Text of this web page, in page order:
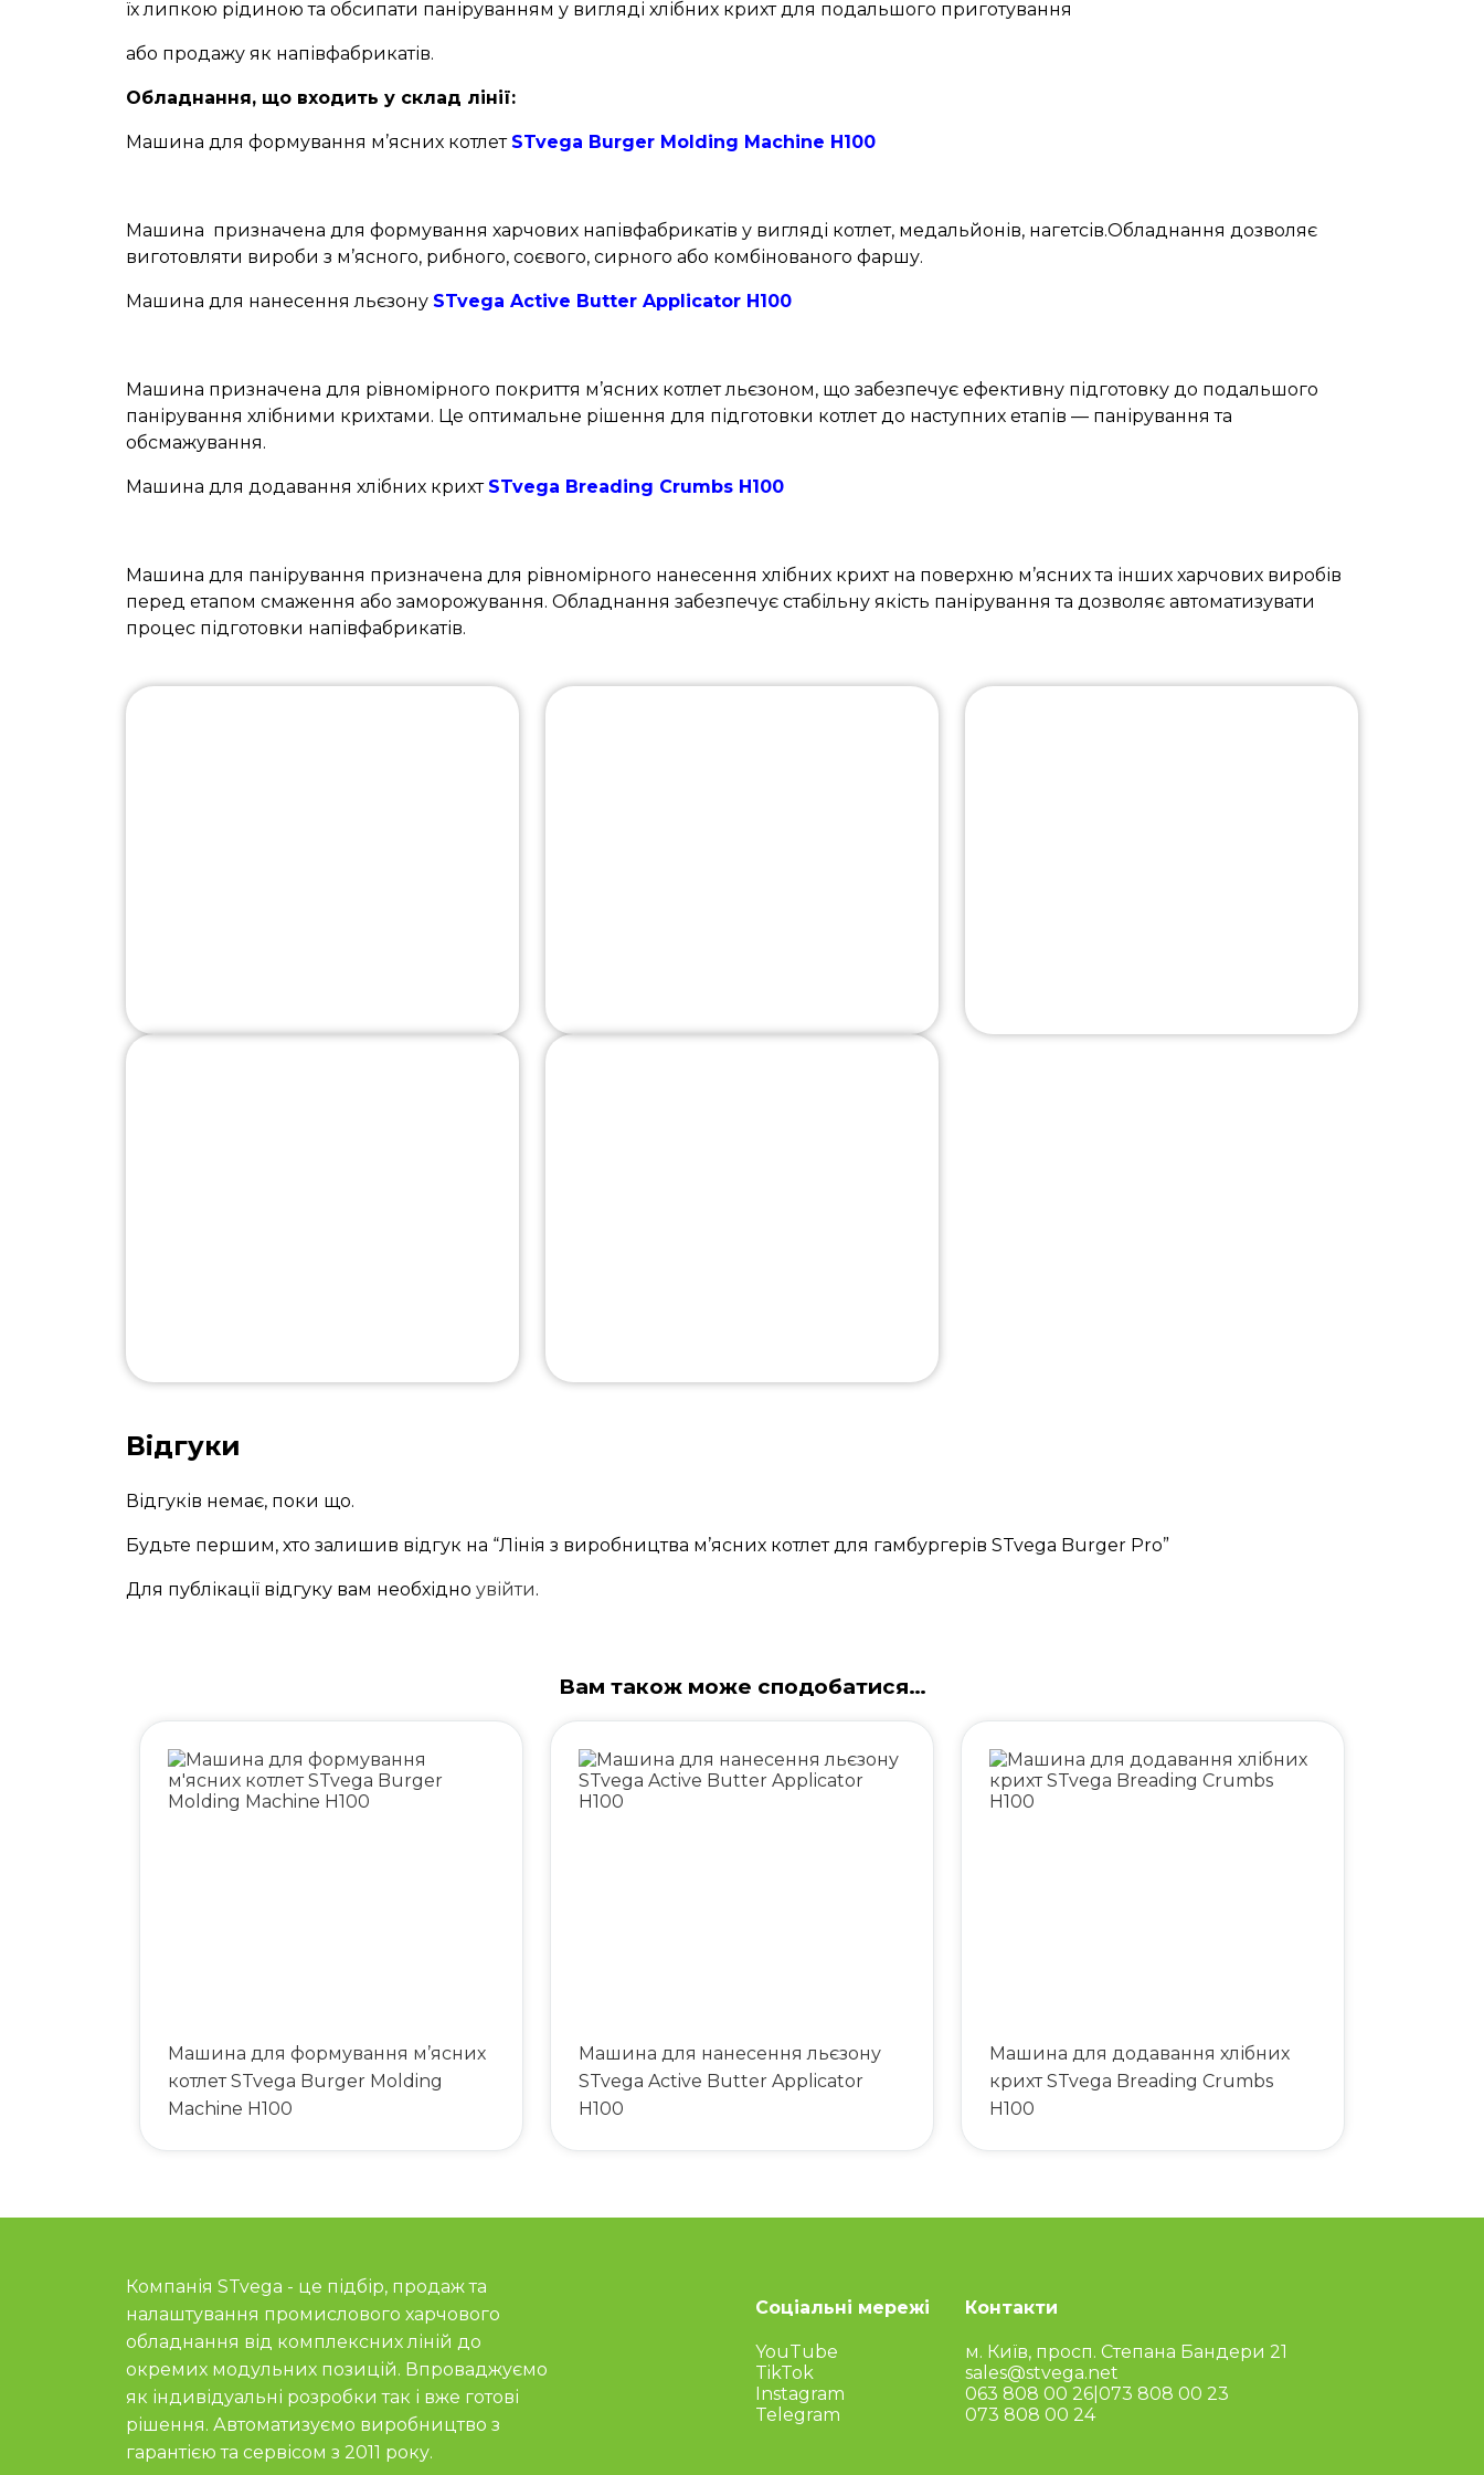
їх липкою рідиною та обсипати паніруванням у вигляді хлібних крихт для подальшого приготування
або продажу як напівфабрикатів.
Обладнання, що входить у склад лінії:
Машина для формування м’ясних котлет STvega Burger Molding Machine H100
Машина призначена для формування харчових напівфабрикатів у вигляді котлет, медальйонів, нагетсів.Обладнання дозволяє
виготовляти вироби з м’ясного, рибного, соєвого, сирного або комбінованого фаршу.
Машина для нанесення льєзону STvega Active Butter Applicator H100
Машина призначена для рівномірного покриття м’ясних котлет льєзоном, що забезпечує ефективну підготовку до подальшого
панірування хлібними крихтами. Це оптимальне рішення для підготовки котлет до наступних етапів — панірування та
обсмажування.
Машина для додавання хлібних крихт STvega Breading Crumbs H100
Машина для панірування призначена для рівномірного нанесення хлібних крихт на поверхню м’ясних та інших харчових виробів
перед етапом смаження або заморожування. Обладнання забезпечує стабільну якість панірування та дозволяє автоматизувати
процес підготовки напівфабрикатів.
Відгуки
Відгуків немає, поки що.
Будьте першим, хто залишив відгук на “Лінія з виробництва м’ясних котлет для гамбургерів STvega Burger Pro”
Для публікації відгуку вам необхідно увійти.
Вам також може сподобатися…
Машина для формування м’ясних
котлет STvega Burger Molding
Machine H100
Машина для нанесення льєзону
STvega Active Butter Applicator
H100
Машина для додавання хлібних
крихт STvega Breading Crumbs
H100
Компанія STvega - це підбір, продаж та
налаштування промислового харчового
обладнання від комплексних ліній до
окремих модульних позицій. Впроваджуємо
як індивідуальні розробки так і вже готові
рішення. Автоматизуємо виробництво з
гарантією та сервісом з 2011 року.
Соціальні мережі
YouTube
TikTok
Instagram
Telegram
Контакти
м. Київ, просп. Степана Бандери 21
sales@stvega.net
063 808 00 26 073 808 00 23
073 808 00 24